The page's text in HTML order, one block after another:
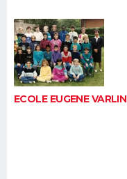
Bricolage
Lifestyle
Culture
Sport
Auto
Television
Voyage
Cinema
ECOLE EUGENE VARLIN